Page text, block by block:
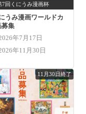
7回くにうみ漫画杯
うみ漫画ワールドカ
募集
年7月17日
年11月30日
11月30日終了